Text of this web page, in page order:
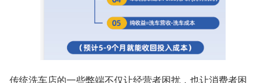
传统洗车店的一些弊端不仅让经营者困扰，也让消费者困